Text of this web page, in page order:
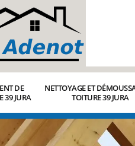
DE
39 JURA
NETTOYAGE ET
TOITURE 39 JURA